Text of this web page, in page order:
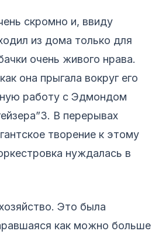
скромно и, ввиду
из дома только для
очень живого нрава.
она прыгала вокруг его
работу с Эдмондом
В перерывах
творение к этому
нуждалась в
Это была
как можно больше